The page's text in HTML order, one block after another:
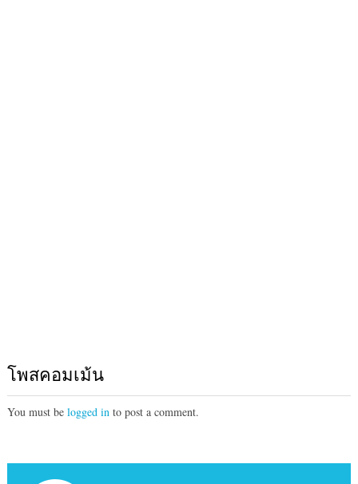
โพสคอมเม้น
You must be logged into post a comment.